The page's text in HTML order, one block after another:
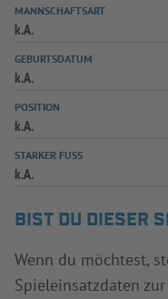
MANNSCHAFTSART
k.A.
GEBURTSDATUM
k.A.
POSITION
k.A.
STARKER FUSS
k.A.
BIST DU DIESER
Wenn du möchtest,
Spieleinsatzdaten